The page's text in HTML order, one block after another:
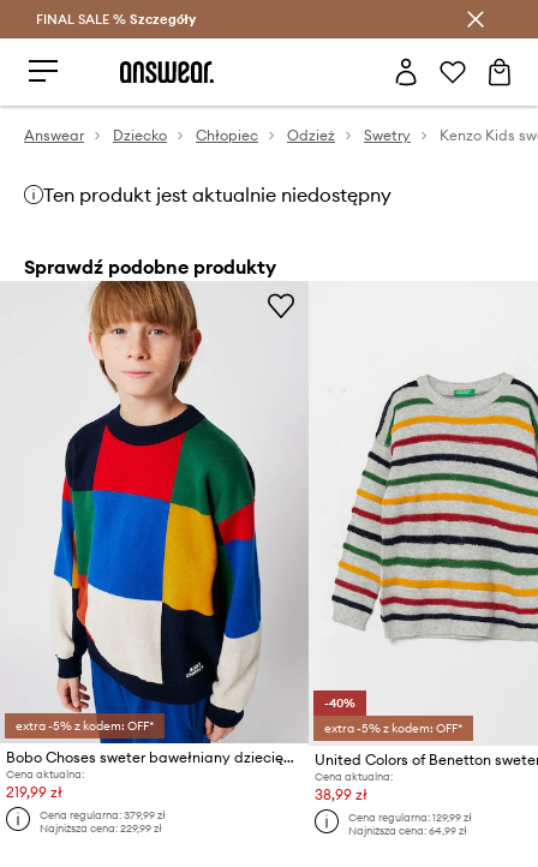
Oszczędzaj z Answear Club >
FINAL SALE % Szczegóły
Answear Dziecko Chłopiec Odzież Swetry Kenzo Kids
Ten produkt jest aktualnie niedostępny
Sprawdź podobne produkty
extra -5% z kodem: OFF*
Bobo Choses sweter bawełniany dziecięcy Multicolor Tiles
Cena aktualna:
219,99 zł
Cena regularna:379,99 zł
Najniższa cena:229,99 zł
-40%
extra -5% z kodem: OFF*
Cena aktualna:
38,99 zł
Cena regularna:129,99 zł
Najniższa cena:64,99 zł